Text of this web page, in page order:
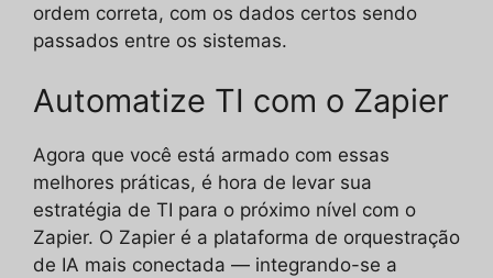
ordem correta, com os dados certos sendo
passados entre os sistemas.
Automatize TI com o Zapier
Agora que você está armado com essas
melhores práticas, é hora de levar sua
estratégia de TI para o próximo nível com o
Zapier. O Zapier é a plataforma de orquestração
de IA mais conectada — integrando-se a